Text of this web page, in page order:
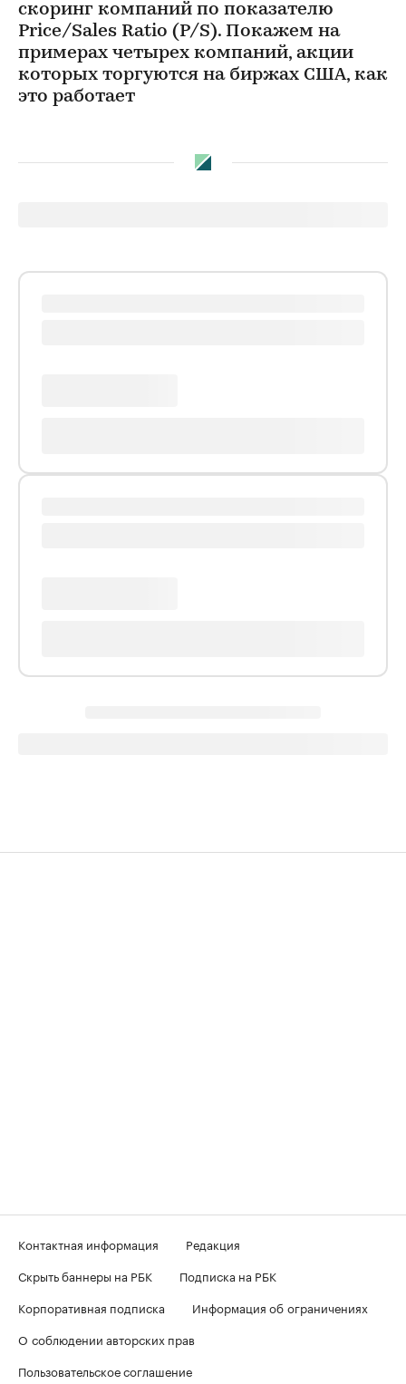
скоринг компаний по показателю
Price/Sales Ratio (P/S). Покажем на
примерах четырех компаний, акции
которых торгуются на биржах США, как
это работает
Контактная информация
Редакция
Скрыть баннеры на РБК
Подписка на РБК
Корпоративная подписка
Информация об ограничениях
О соблюдении авторских прав
Пользовательское соглашение